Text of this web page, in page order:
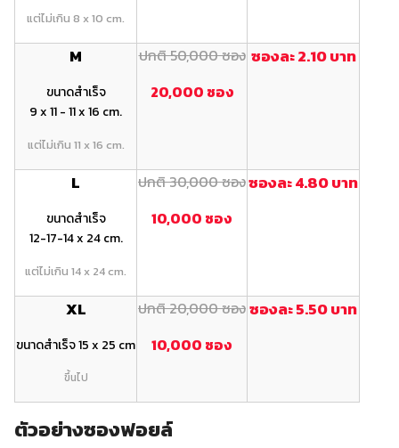
แต่ไม่เกิน 8 x 10 cm.
M
ขนาดสำเร็จ
9 x 11 - 11 x 16 cm.
แต่ไม่เกิน 11 x 16 cm.
ปกติ 50,000 ซอง
20,000 ซอง
ซองละ 2.10 บาท
L
ขนาดสำเร็จ
12-17-14 x 24 cm.
แต่ไม่เกิน 14 x 24 cm.
ปกติ 30,000 ซอง
10,000 ซอง
ซองละ 4.80 บาท
XL
ขนาดสำเร็จ 15 x 25 cm
ขึ้นไป
ปกติ 20,000 ซอง
10,000 ซอง
ซองละ 5.50 บาท
ตัวอย่างซองฟอยล์